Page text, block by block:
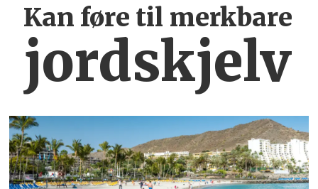
Kan føre til merkbare
jordskjelv